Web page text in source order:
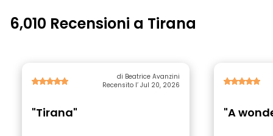
6,010 Recensioni a Tirana
di Beatrice Avanzini
Recensito l’ Jul 20, 2026
"Tirana" "A